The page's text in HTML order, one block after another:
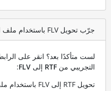
جرّب تحويل FLV باستخدام ملف اختبار RTF
لست متأكدًا بعد؟ انقر على
التجريبي من RTFإلى FLV
:
تحويل RTF إلى FLV باستخدام ملف RTF التجريبي الخاص بنا